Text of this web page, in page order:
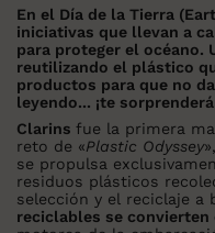
En el Día de la Tierra
iniciativas que llevan a
para proteger el océano.
reutilizando el plástico
productos para que no
leyendo... ¡te
Clarins fue la primera
reto de «Plastic Odyssey
se propulsa
residuos plásticos
selección y el reciclaje a
reciclables se convierten